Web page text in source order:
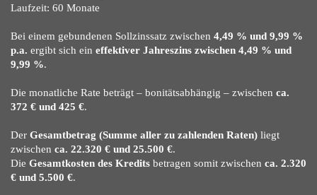
Laufzeit: 60 Monate
Bei einem gebundenen Sollzinssatz zwischen 4,49 % und 9,99 %
p.a. ergibt sich ein effektiver Jahreszins zwischen 4,49 % und
9,99 %.
Die monatliche Rate beträgt – bonitätsabhängig – zwischen ca.
372 € und 425 €.
Der Gesamtbetrag (Summe aller zu zahlenden Raten) liegt
zwischen ca. 22.320 € und 25.500 €.
Die Gesamtkosten des Kredits betragen somit zwischen ca. 2.320
€ und 5.500 €.